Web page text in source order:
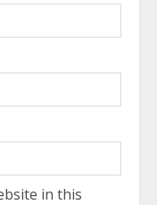
in this